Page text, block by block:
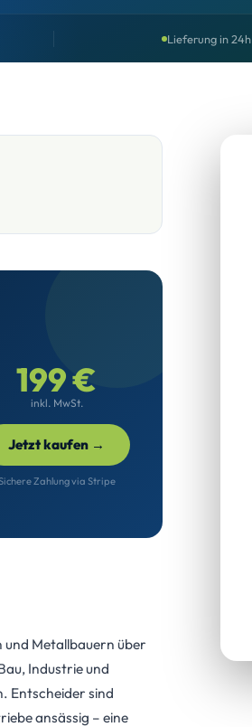
Lieferung in 24h
199 €
inkl. MwSt.
Jetzt kaufen →
Zahlung via Stripe
und Metallbauern über
Industrie und
Entscheider sind
ansässig – eine